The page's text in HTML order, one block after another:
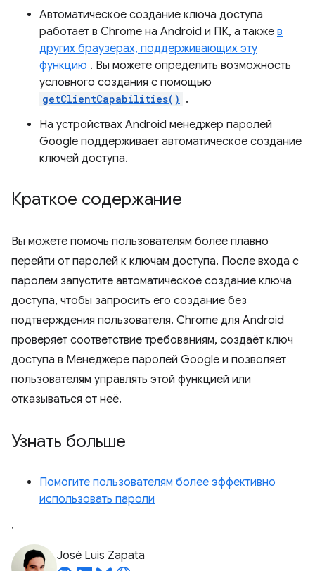
Автоматическое создание ключа доступа
работает в Chrome на Android и ПК, а также в
других браузерах, поддерживающих эту
функцию . Вы можете определить возможность
условного создания с помощью
getClientCapabilities() .
На устройствах Android менеджер паролей
Google поддерживает автоматическое создание
ключей доступа.
Краткое содержание
Вы можете помочь пользователям более плавно
перейти от паролей к ключам доступа. После входа с
паролем запустите автоматическое создание ключа
доступа, чтобы запросить его создание без
подтверждения пользователя. Chrome для Android
проверяет соответствие требованиям, создаёт ключ
доступа в Менеджере паролей Google и позволяет
пользователям управлять этой функцией или
отказываться от неё.
Узнать больше
Помогите пользователям более эффективно
использовать пароли
,
José Luis Zapata